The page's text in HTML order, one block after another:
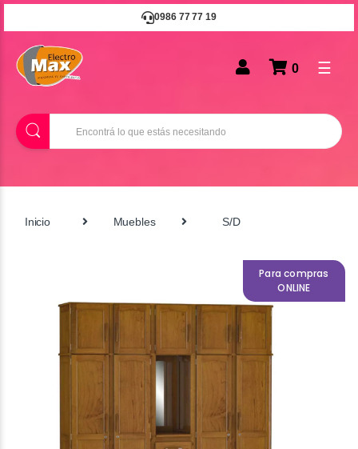
0986 77 77 19
B
u
0 ☰
Inicio Muebles S/D
Para compras
ONLINE